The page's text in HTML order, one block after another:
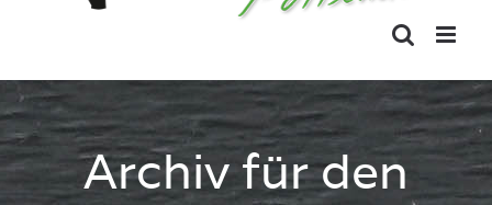
Archiv für den